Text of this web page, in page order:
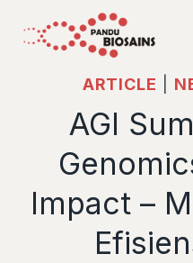
ARTICLE
AGI
Impact –